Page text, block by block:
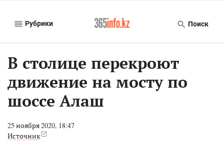
Рубрики Поиск
В столице перекроют
движение на мосту по
шоссе Алаш
25 ноября 2020, 18:47
Источник